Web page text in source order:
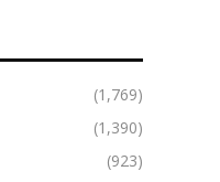
(1,769)
(1,390)
(923)